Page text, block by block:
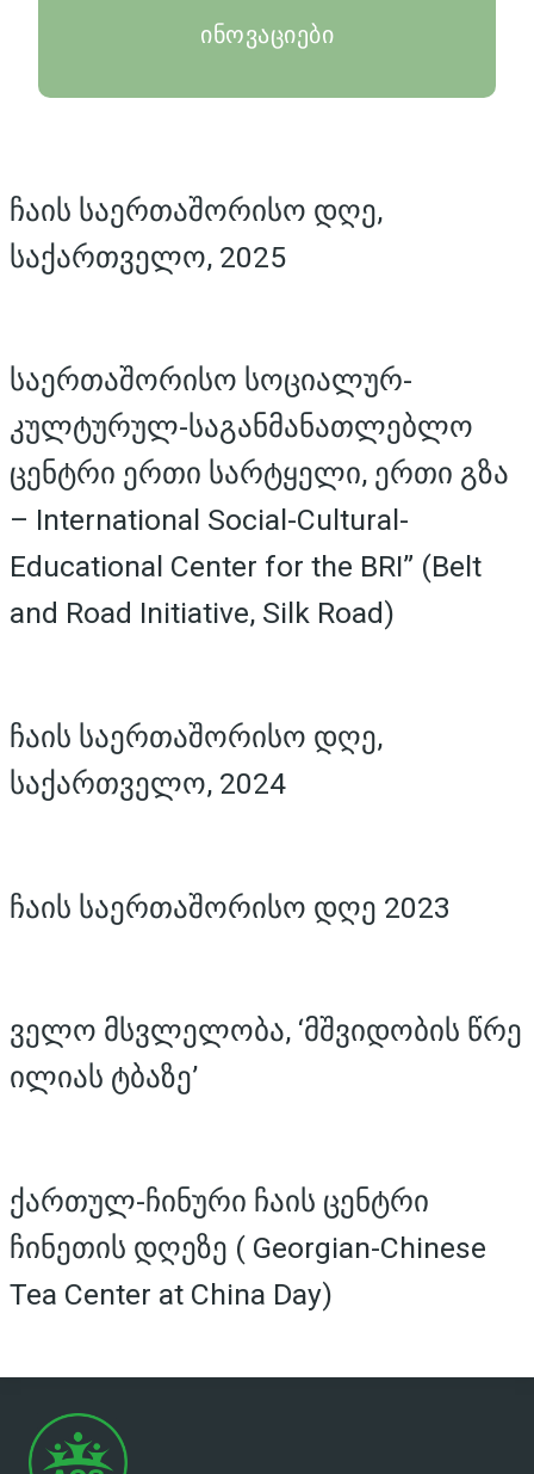
ინოვაციები
ჩაის საერთაშორისო დღე,
საქართველო, 2025
საერთაშორისო სოციალურ-
კულტურულ-საგანმანათლებლო
ცენტრი ერთი სარტყელი, ერთი გზა
– International Social-Cultural-
Educational Center for the BRI” (Belt
and Road Initiative, Silk Road)
ჩაის საერთაშორისო დღე,
საქართველო, 2024
ჩაის საერთაშორისო დღე 2023
ველო მსვლელობა, ‘მშვიდობის წრე
ილიას ტბაზე’
ქართულ-ჩინური ჩაის ცენტრი
ჩინეთის დღეზე ( Georgian-Chinese
Tea Center at China Day)